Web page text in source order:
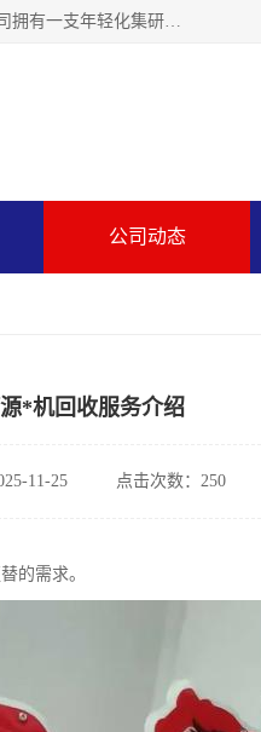
广州华耀动漫科技有限公司是一家集研发、生产、销售、娱乐场地合作经营于一体的动漫游戏公司。本公司拥有一支年轻化集研发生产到售后服务的队伍，及时地为客户提供、赚钱的产品。本公司以雄厚的实力、合理的价格、优良的服务与多家企业建立了长期的合作关系。热诚欢迎各界前来参观、考察、洽谈业务。目前公司经营的产品有：各种捕渔游戏机系列，大型模拟机系列、轮盘机系列、连线机系列、框体机系列、玛莉机系列等。
公司动态
*机回收服务介绍
11-25 点击次数：250
的需求。